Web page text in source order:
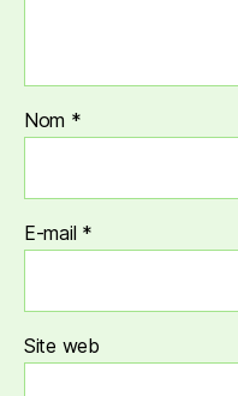
Nom *
E-mail *
Site web